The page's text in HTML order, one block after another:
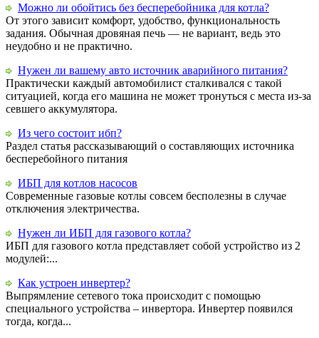
Можно ли обойтись без бесперебойника для котла?
От этого зависит комфорт, удобство, функциональность
задания. Обычная дровяная печь — не вариант, ведь это
неудобно и не практично.
Нужен ли вашему авто источник аварийного питания?
Практически каждый автомобилист сталкивался с такой
ситуацией, когда его машина не может тронуться с места из-за
севшего аккумулятора.
Из чего состоит ибп?
Раздел статья рассказывающий о составляющих источника
бесперебойного питания
ИБП для котлов насосов
Современные газовые котлы совсем бесполезны в случае
отключения электричества.
Нужен ли ИБП для газового котла?
ИБП для газового котла представляет собой устройство из 2
модулей:...
Как устроен инвертер?
Выпрямление сетевого тока происходит с помощью
специального устройства – инвертора. Инвертер появился
тогда, когда...